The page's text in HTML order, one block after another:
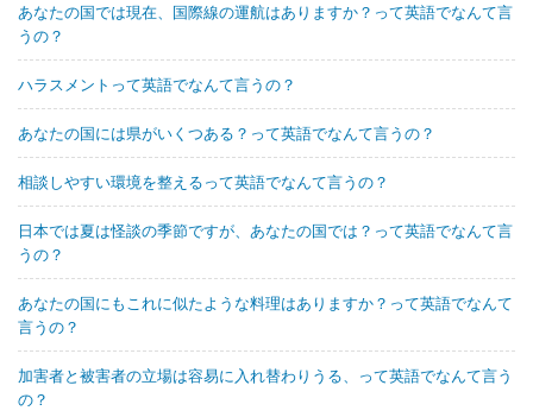
あなたの国では現在、国際線の運航はありますか？って英語でなんて言
うの？
ハラスメントって英語でなんて言うの？
あなたの国には県がいくつある？って英語でなんて言うの？
相談しやすい環境を整えるって英語でなんて言うの？
日本では夏は怪談の季節ですが、あなたの国では？って英語でなんて言
うの？
あなたの国にもこれに似たような料理はありますか？って英語でなんて
言うの？
加害者と被害者の立場は容易に入れ替わりうる、って英語でなんて言う
の？